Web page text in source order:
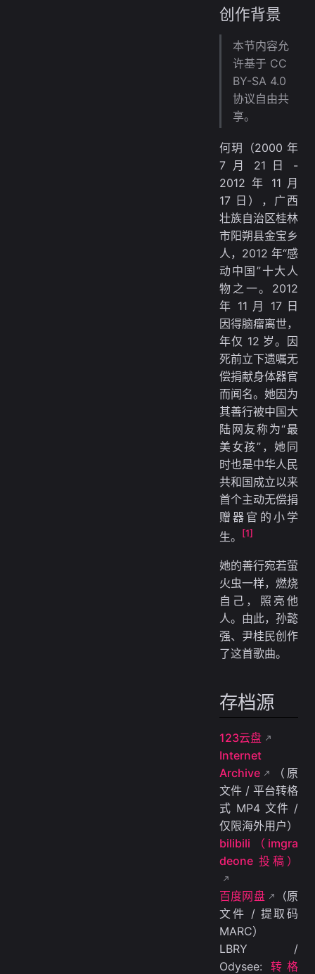
创作背景
本节内容允
许基于 CC
BY-SA 4.0
协议自由共
享。
何玥（2000 年
7 月 21 日 -
2012 年 11 月
17 日），广西
壮族自治区桂林
市阳朔县金宝乡
人，2012 年“感
动中国”十大人
物之一。2012
年 11 月 17 日
因得脑瘤离世，
年仅 12 岁。因
死前立下遗嘱无
偿捐献身体器官
而闻名。她因为
其善行被中国大
陆网友称为“最
美女孩”，她同
时也是中华人民
共和国成立以来
首个主动无偿捐
赠器官的小学
生。
[1]
她的善行宛若萤
火虫一样，燃烧
自己，照亮他
人。由此，孙懿
强、尹桂民创作
了这首歌曲。
存档源
123云盘
Internet
Archive
（原
文件 / 平台转格
式 MP4 文件 /
仅限海外用户）
bilibili（imgra
deone 投稿）
百度网盘
（原
文件 / 提取码
MARC）
LBRY /
Odysee: 转格